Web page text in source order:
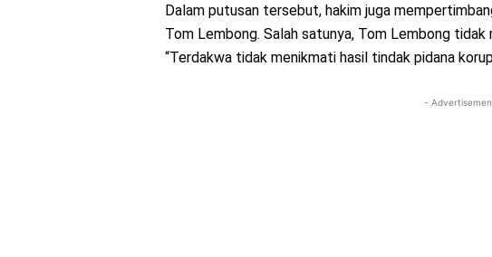
Dalam putusan tersebut, hakim juga
Tom Lembong. Salah satunya, Tom Lembong
“Terdakwa tidak menikmati hasil tindak pidana
-